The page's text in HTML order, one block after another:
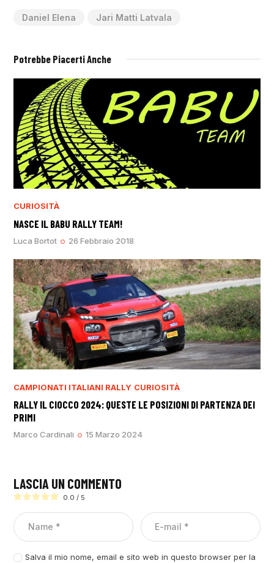
Daniel Elena Jari Matti Latvala
Potrebbe Piacerti Anche
CURIOSITÀ
NASCE IL BABU RALLY TEAM!
Luca Bortot 26 Febbraio 2018
CAMPIONATI ITALIANI RALLY CURIOSITÀ
RALLY IL CIOCCO 2024: QUESTE LE POSIZIONI DI PARTENZA DEI
PRIMI
Marco Cardinali 15 Marzo 2024
LASCIA UN COMMENTO
0.0 / 5
Salva il mio nome, email e sito web in questo browser per la